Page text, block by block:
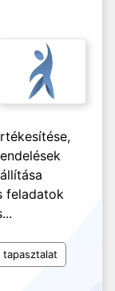
feladatok
tapasztalat